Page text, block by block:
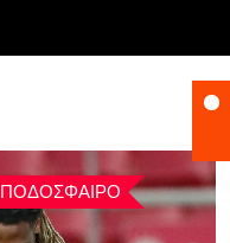
ΠΟΔΟΣΦΑΙΡΟ